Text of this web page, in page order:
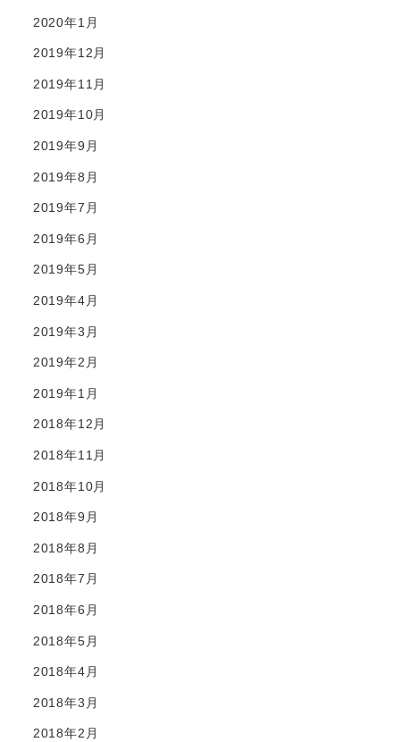
2020年1月
2019年12月
2019年11月
2019年10月
2019年9月
2019年8月
2019年7月
2019年6月
2019年5月
2019年4月
2019年3月
2019年2月
2019年1月
2018年12月
2018年11月
2018年10月
2018年9月
2018年8月
2018年7月
2018年6月
2018年5月
2018年4月
2018年3月
2018年2月